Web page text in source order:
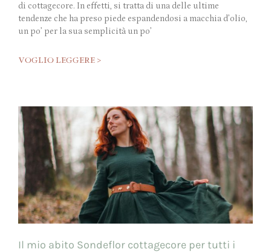
di cottagecore. In effetti, si tratta di una delle ultime
tendenze che ha preso piede espandendosi a macchia d’olio,
un po’ per la sua semplicità un po’
VOGLIO LEGGERE >
Il mio abito Sondeflor cottagecore per tutti i